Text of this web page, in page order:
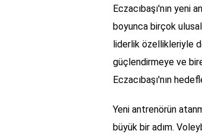
Eczacıbaşı'nın yeni
boyunca birçok
liderlik özellikleriyle
güçlendirmeye ve
Eczacıbaşı'nın
Yeni antrenörün
büyük bir adım.